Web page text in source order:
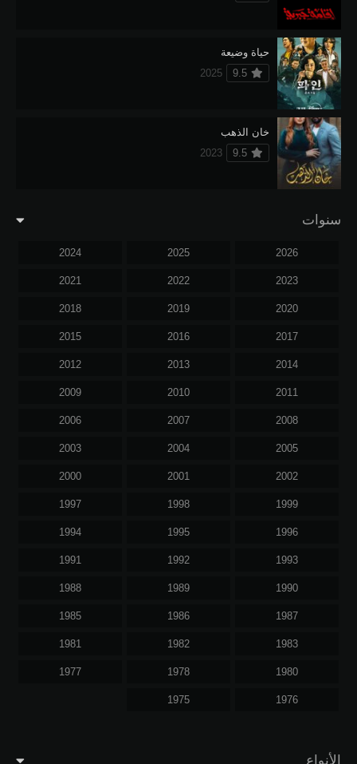
حياة وضيعة
9.5
2025
خان الذهب
9.5
2023
سنوات
2026
2025
2024
2023
2022
2021
2020
2019
2018
2017
2016
2015
2014
2013
2012
2011
2010
2009
2008
2007
2006
2005
2004
2003
2002
2001
2000
1999
1998
1997
1996
1995
1994
1993
1992
1991
1990
1989
1988
1987
1986
1985
1983
1982
1981
1980
1978
1977
1976
1975
الأنواع